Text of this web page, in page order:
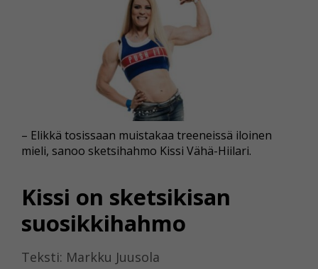
Kissi on sketsikisan
suosikkihahmo
Teksti: Markku Juusola
– Elikkä tosissaan muistakaa treeneissä iloinen
mieli, sanoo sketsihahmo Kissi Vähä-Hiilari.